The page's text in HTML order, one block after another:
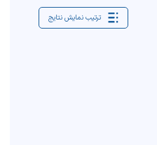
ترتیب نمایش نتایج